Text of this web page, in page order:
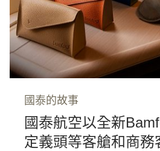
國泰的故事
國泰航空以全新
定義頭等客艙和商務